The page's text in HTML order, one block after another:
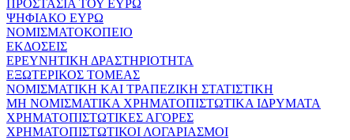
ΠΡΟΣΤΑΣΙΑ ΤΟΥ ΕΥΡΩ
ΨΗΦΙΑΚΟ ΕΥΡΩ
ΝΟΜΙΣΜΑΤΟΚΟΠΕΙΟ
ΕΚΔΟΣΕΙΣ
ΕΡΕΥΝΗΤΙΚΗ ΔΡΑΣΤΗΡΙΟΤΗΤΑ
ΕΞΩΤΕΡΙΚΟΣ ΤΟΜΕΑΣ
ΝΟΜΙΣΜΑΤΙΚΗ ΚΑΙ ΤΡΑΠΕΖΙΚΗ ΣΤΑΤΙΣΤΙΚΗ
ΜΗ ΝΟΜΙΣΜΑΤΙΚΑ ΧΡΗΜΑΤΟΠΙΣΤΩΤΙΚΑ ΙΔΡΥΜΑΤΑ
ΧΡΗΜΑΤΟΠΙΣΤΩΤΙΚΕΣ ΑΓΟΡΕΣ
ΧΡΗΜΑΤΟΠΙΣΤΩΤΙΚΟΙ ΛΟΓΑΡΙΑΣΜΟΙ